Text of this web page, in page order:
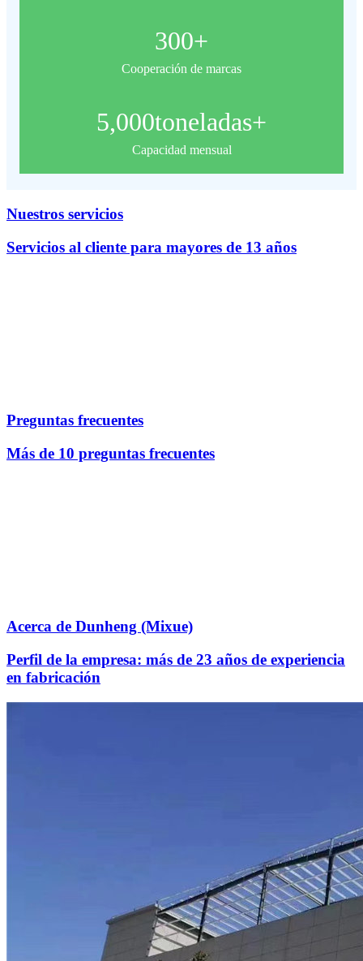
300+
Cooperación de marcas
5,000toneladas+
Capacidad mensual
Nuestros servicios
Servicios al cliente para mayores de 13 años
Preguntas frecuentes
Más de 10 preguntas frecuentes
Acerca de Dunheng (Mixue)
Perfil de la empresa: más de 23 años de experiencia
en fabricación